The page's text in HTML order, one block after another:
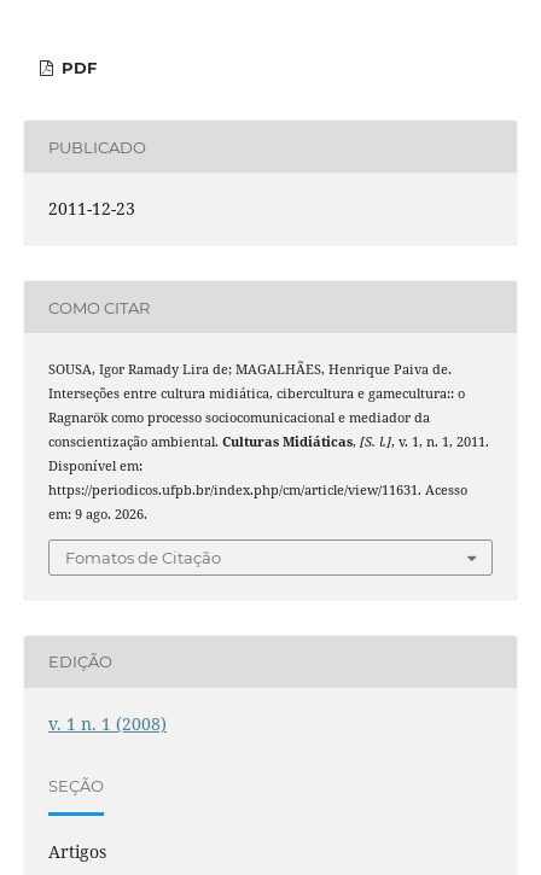
PDF
PUBLICADO
2011-12-23
COMO CITAR
SOUSA, Igor Ramady Lira de; MAGALHÃES, Henrique Paiva de.
Interseções entre cultura midiática, cibercultura e gamecultura:: o
Ragnarök como processo sociocomunicacional e mediador da
conscientização ambiental. Culturas Midiáticas, [S. l.], v. 1, n. 1, 2011.
Disponível em:
https://periodicos.ufpb.br/index.php/cm/article/view/11631. Acesso
em: 9 ago. 2026.
Fomatos de Citação
EDIÇÃO
v. 1 n. 1 (2008)
SEÇÃO
Artigos